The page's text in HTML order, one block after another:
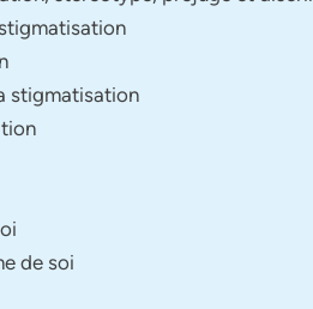
stigmatisation
de soi